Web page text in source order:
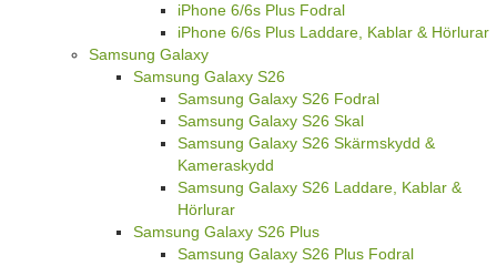
iPhone 6/6s Plus Fodral
iPhone 6/6s Plus Laddare, Kablar & Hörlurar
Samsung Galaxy
Samsung Galaxy S26
Samsung Galaxy S26 Fodral
Samsung Galaxy S26 Skal
Samsung Galaxy S26 Skärmskydd &
Kameraskydd
Samsung Galaxy S26 Laddare, Kablar &
Hörlurar
Samsung Galaxy S26 Plus
Samsung Galaxy S26 Plus Fodral